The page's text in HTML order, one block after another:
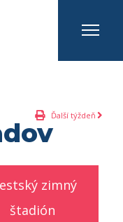
zimný
štadión
Ďalší týždeň